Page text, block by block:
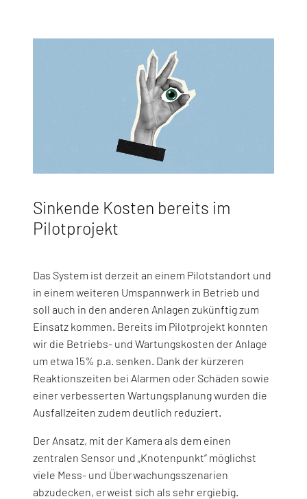
Sinkende Kosten bereits im
Pilotprojekt
Das System ist derzeit an einem Pilotstandort und
in einem weiteren Umspannwerk in Betrieb und
soll auch in den anderen Anlagen zukünftig zum
Einsatz kommen. Bereits im Pilotprojekt konnten
wir die Betriebs- und Wartungskosten der Anlage
um etwa 15% p.a. senken. Dank der kürzeren
Reaktionszeiten bei Alarmen oder Schäden sowie
einer verbesserten Wartungsplanung wurden die
Ausfallzeiten zudem deutlich reduziert.
Der Ansatz, mit der Kamera als dem einen
zentralen Sensor und „Knotenpunkt“ möglichst
viele Mess- und Überwachungsszenarien
abzudecken, erweist sich als sehr ergiebig.